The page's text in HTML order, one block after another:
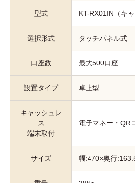
型式 KT-RX01IN（キ
選択形式 タッチパネル式
口座数 最大500口座
設置タイプ 卓上型
キャッシュレ
ス
端末取付
電子マネー・QR
サイズ 幅:470×奥行